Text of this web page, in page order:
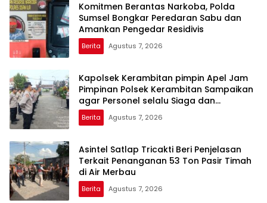
Komitmen Berantas Narkoba, Polda
Sumsel Bongkar Peredaran Sabu dan
Amankan Pengedar Residivis
Berita Agustus 7, 2026
Kapolsek Kerambitan pimpin Apel Jam
Pimpinan Polsek Kerambitan Sampaikan
agar Personel selalu Siaga dan
Tanggap terhadap Perkembangan
Situasi
Berita Agustus 7, 2026
Asintel Satlap Tricakti Beri Penjelasan
Terkait Penanganan 53 Ton Pasir Timah
di Air Merbau
Berita Agustus 7, 2026